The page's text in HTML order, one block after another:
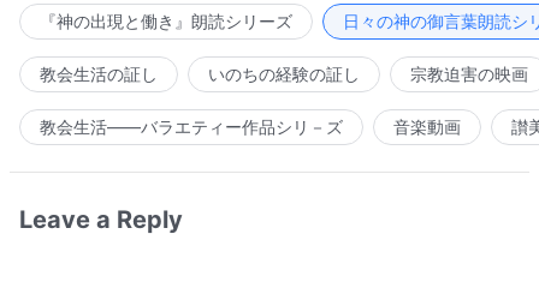
『神の出現と働き』朗読シリーズ 日々の神の御言葉朗読シ
教会生活の証し いのちの経験の証し 宗教迫害の映画
教会生活――バラエティー作品シリ－ズ 音楽動画 讃
Leave a Reply